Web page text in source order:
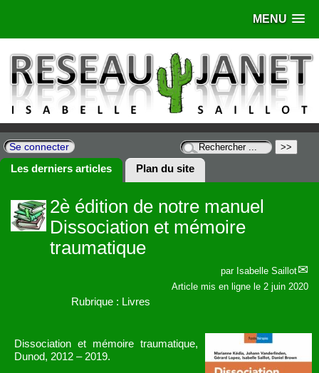
MENU
Se connecter
Les derniers articles Plan du site
2è édition de notre manuel
Dissociation et mémoire
traumatique
par Isabelle Saillot
Article mis en ligne le 2 juin 2020
Rubrique : Livres
Dissociation et mémoire traumatique,
Dunod, 2012 – 2019.